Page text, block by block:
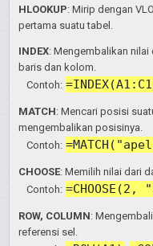
HLOOKUP: Mirip dengan
pertama suatu tabel.
INDEX: Mengembalikan
baris dan kolom.
Contoh:
MATCH: Mencari posisi
mengembalikan posisinya.
Contoh:
CHOOSE: Memilih nilai dari
Contoh:
ROW, COLUMN:
referensi sel.